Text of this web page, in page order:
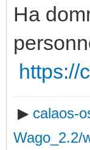
Ha
https://
▶ calaos-
Wago_2.2/